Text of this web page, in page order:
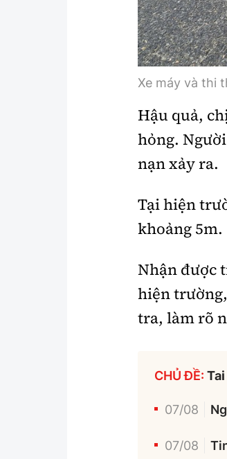
Xe máy và thi
Hậu quả,
hỏng.
nạn xảy ra.
Tại hiện
khoảng 5m.
Nhận được
hiện
tra, làm rõ
CHỦ ĐỀ:
07/08
07/08